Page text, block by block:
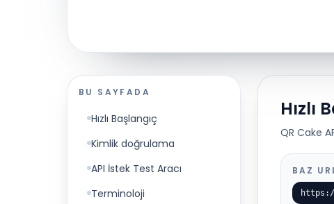
BU SAYFADA
Hızlı Başlangıç
Kimlik doğrulama
API İstek Test Aracı
Terminoloji
Hızlı
QR Cake
BAZ